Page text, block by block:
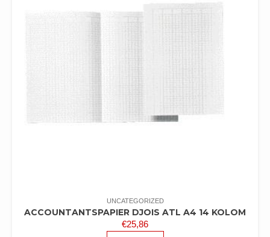
UNCATEGORIZED
ACCOUNTANTSPAPIER DJOIS ATL A4 14 KOLOM
€25,86